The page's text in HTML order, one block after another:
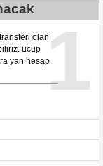
1
olan
ucup
yan hesap